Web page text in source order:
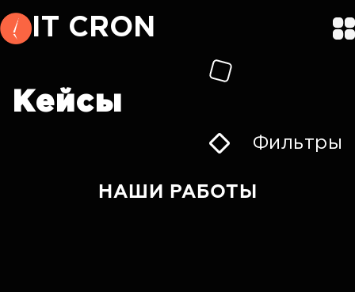
IT CRON
Кейсы
Фильтры
НАШИ РАБОТЫ